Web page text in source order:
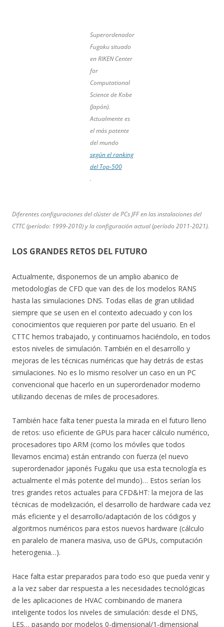
Superordenador
Fugaku situado
en RIKEN Center
for
Computational
Science de Kobe
(Japón).
Actualmente es
el más potente
del mundo
según el ranking
del Top-500
.
Diferentes configuraciones del clúster de PCs JFF en las instalaciones del
CTTC (período: 1999-2010) y la configuración actual (período 2011-2021).
LOS GRANDES RETOS DEL FUTURO
Actualmente, disponemos de un amplio abanico de
metodologías de CFD que van des de los modelos RANS
hasta las simulaciones DNS. Todas ellas de gran utilidad
siempre que se usen en el contexto adecuado y con los
conocimientos que requieren por parte del usuario. En el
CTTC hemos trabajado, y continuamos haciéndolo, en todos
estos niveles de simulación. También en el desarrollo y
mejoras de les técnicas numéricas que hay detrás de estas
simulaciones. No es lo mismo resolver un caso en un PC
convencional que hacerlo en un superordenador moderno
utilizando decenas de miles de procesadores.
También hace falta tener puesta la mirada en el futuro lleno
de retos: uso eficiente de GPUs para hacer cálculo numérico,
procesadores tipo ARM (como los móviles que todos
llevamos encima) están entrando con fuerza (el nuevo
superordenador japonés Fugaku que usa esta tecnología es
actualmente el más potente del mundo)… Estos serían los
tres grandes retos actuales para CFD&HT: la mejora de las
técnicas de modelización, el desarrollo de hardware cada vez
más eficiente y el desarrollo/adaptación de los códigos y
algoritmos numéricos para estos nuevos hardware (cálculo
en paralelo de manera masiva, uso de GPUs, computación
heterogenia…).
Hace falta estar preparados para todo eso que pueda venir y
a la vez saber dar respuesta a les necesidades tecnológicas
de les aplicaciones de HVAC combinando de manera
inteligente todos los niveles de simulación: desde el DNS,
LES… pasando por modelos 0-dimensional/1-dimensional